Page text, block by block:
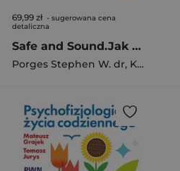
69,99 zł - sugerowana cena
detaliczna
Safe and Sound.Jak odzyskać poczucie bezpieczeństwa i zapewnić regulację układu nerwowego
Porges Stephen W. dr, Karen Onderko